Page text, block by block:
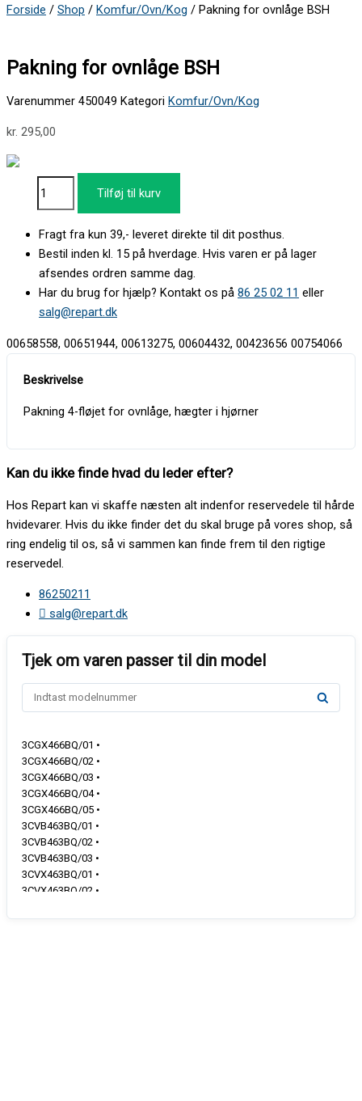
Forside / Shop / Komfur/Ovn/Kog / Pakning for ovnlåge BSH
Pakning for ovnlåge BSH
Varenummer 450049 Kategori Komfur/Ovn/Kog
kr. 295,00
Tilføj til kurv
Fragt fra kun 39,- leveret direkte til dit posthus.
Bestil inden kl. 15 på hverdage. Hvis varen er på lager
afsendes ordren samme dag.
Har du brug for hjælp? Kontakt os på 86 25 02 11 eller
salg@repart.dk
00658558, 00651944, 00613275, 00604432, 00423656 00754066
Pakning 4-fløjet for ovnlåge, hægter i hjørner
Kan du ikke finde hvad du leder efter?
Hos Repart kan vi skaffe næsten alt indenfor reservedele til hårde
hvidevarer. Hvis du ikke finder det du skal bruge på vores shop, så
ring endelig til os, så vi sammen kan finde frem til den rigtige
reservedel.
86250211
salg@repart.dk
3CGX466BQ/01 •
3CGX466BQ/02 •
3CGX466BQ/03 •
3CGX466BQ/04 •
3CGX466BQ/05 •
3CVB463BQ/01 •
3CVB463BQ/02 •
3CVB463BQ/03 •
3CVX463BQ/01 •
3CVX463BQ/02 •
3HB503BM/03 •